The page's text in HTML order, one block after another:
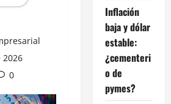
2026
0
Inflación
baja y dólar
estable:
¿cementeri
o de
pymes?